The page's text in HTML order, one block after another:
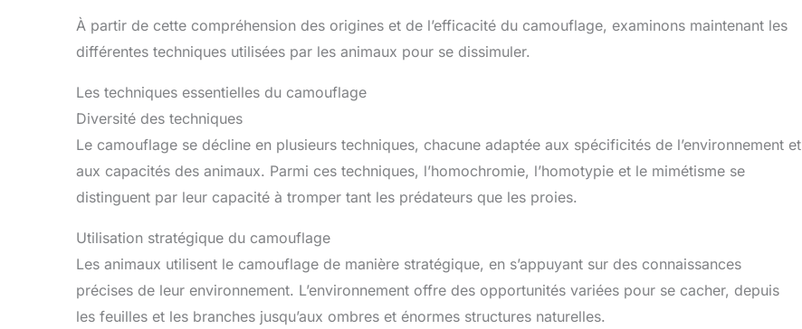
À partir de cette compréhension des origines et de l’efficacité du camouflage, examinons maintenant les
différentes techniques utilisées par les animaux pour se dissimuler.
Les techniques essentielles du camouflage
Diversité des techniques
Le camouflage se décline en plusieurs techniques, chacune adaptée aux spécificités de l’environnement et
aux capacités des animaux. Parmi ces techniques, l’homochromie, l’homotypie et le mimétisme se
distinguent par leur capacité à tromper tant les prédateurs que les proies.
Utilisation stratégique du camouflage
Les animaux utilisent le camouflage de manière stratégique, en s’appuyant sur des connaissances
précises de leur environnement. L’environnement offre des opportunités variées pour se cacher, depuis
les feuilles et les branches jusqu’aux ombres et énormes structures naturelles.